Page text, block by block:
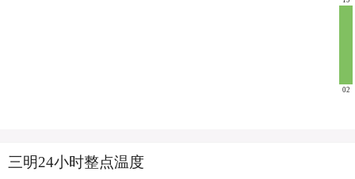
02
三明24小时整点温度